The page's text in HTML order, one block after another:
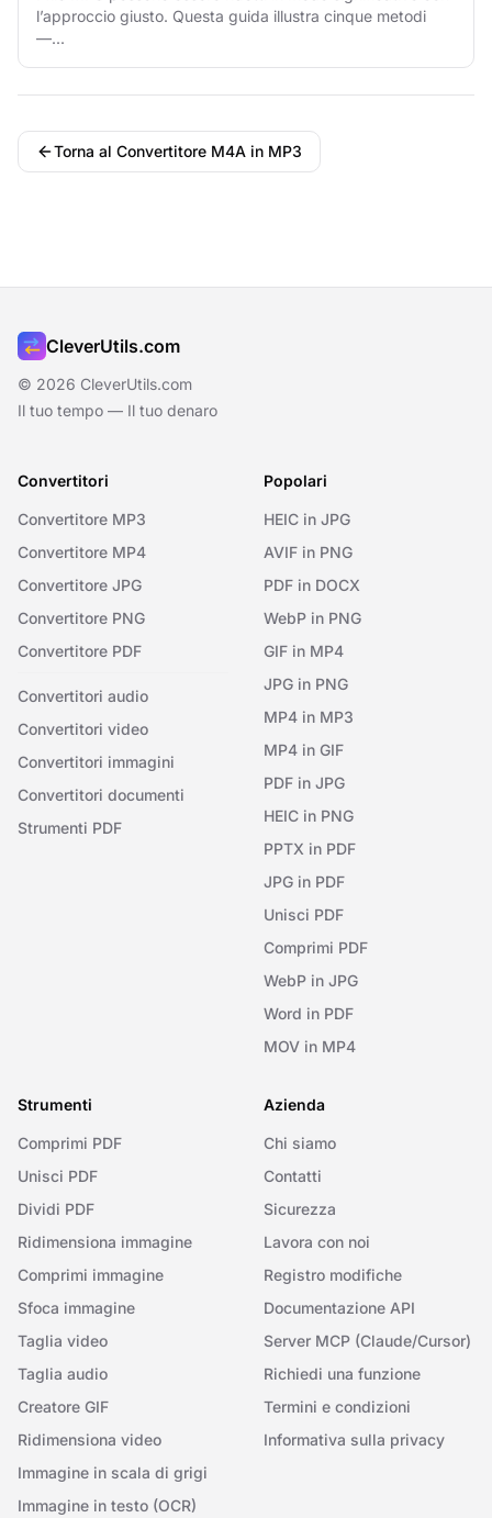
l’approccio giusto. Questa guida illustra cinque metodi
—...
Torna al Convertitore M4A in MP3
CleverUtils.com
© 2026 CleverUtils.com
Il tuo tempo — Il tuo denaro
Convertitori
Convertitore MP3
Convertitore MP4
Convertitore JPG
Convertitore PNG
Convertitore PDF
Convertitori audio
Convertitori video
Convertitori immagini
Convertitori documenti
Strumenti PDF
Popolari
HEIC in JPG
AVIF in PNG
PDF in DOCX
WebP in PNG
GIF in MP4
JPG in PNG
MP4 in MP3
MP4 in GIF
PDF in JPG
HEIC in PNG
PPTX in PDF
JPG in PDF
Unisci PDF
Comprimi PDF
WebP in JPG
Word in PDF
MOV in MP4
Strumenti
Comprimi PDF
Unisci PDF
Dividi PDF
Ridimensiona immagine
Comprimi immagine
Sfoca immagine
Taglia video
Taglia audio
Creatore GIF
Ridimensiona video
Immagine in scala di grigi
Immagine in testo (OCR)
Azienda
Chi siamo
Contatti
Sicurezza
Lavora con noi
Registro modifiche
Documentazione API
Server MCP (Claude/Cursor)
Richiedi una funzione
Termini e condizioni
Informativa sulla privacy